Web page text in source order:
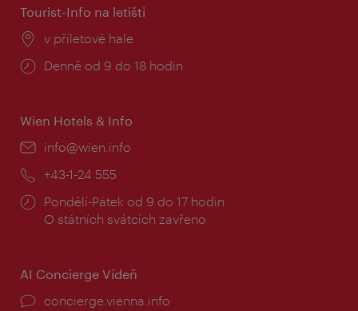
Tourist-Info na letišti
Místo:
v příletové hale
Provozní
Denně od 9 do 18 hodin
Wien Hotels & Info
E-
info@wien.info
Telefon:
+43-1-24 555
Provozní
doba:
Pondělí-Pátek od 9 do 17 hodin
O státních svátcích zavřeno
AI Concierge Vídeň
concierge.vienna.info